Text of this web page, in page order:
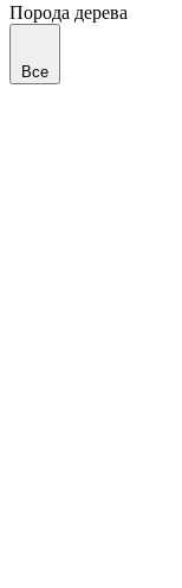
Порода дерева
Все